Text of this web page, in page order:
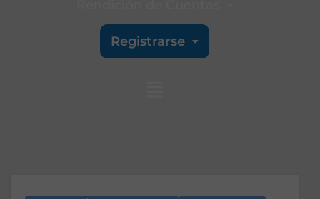
Registrarse